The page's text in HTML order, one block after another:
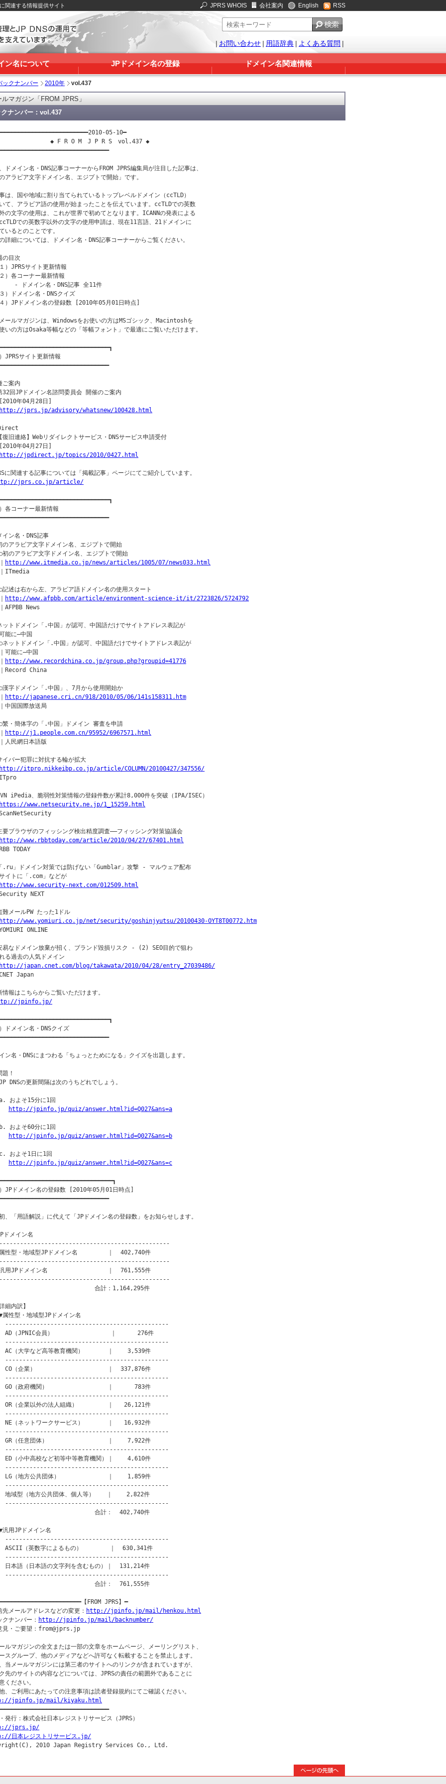
関連する情報提供サイト JPRS WHOIS 会社案内 English RSS
| お問い合わせ | 用語辞典 | よくある質問 |
ン名について JPドメイン名の登録 ドメイン名関連情報
ックナンバー 2010年 vol.437
ルマガジン「FROM JPRS」
ナンバー：vol.437
05-10━
R O M　J P R S　vol.437 ◆
ドメイン名・DNS記事コーナーからFROM JPRS編集局が注目した記事は、
のアラビア文字ドメイン名、エジプトで開始」です。
は、国や地域に割り当てられているトップレベルドメイン（ccTLD）
て、アラビア語の使用が始まったことを伝えています。ccTLDでの英数
の文字の使用は、これが世界で初めてとなります。ICANNの発表による
での英数字以外の文字の使用申請は、現在11言語、21ドメインに
いるとのことです。
詳細については、ドメイン名・DNS記事コーナーからご覧ください。
の目次
）JPRSサイト更新情報
）各コーナー最新情報
メイン名・DNS記事 全11件
）ドメイン名・DNSクイズ
）JPドメイン名の登録数 [2010年05月01日時点]
ールマガジンは、Windowsをお使いの方はMSゴシック、Macintoshを
いの方はOsaka等幅などの「等幅フォント」で最適にご覧いただけます。
）JPRSサイト更新情報
ご案内
回JPドメイン名諮問委員会 開催のご案内
年04月28日]
http://jprs.jp/advisory/whatsnew/100428.html
旧連絡】Webリダイレクトサービス・DNSサービス申請受付
年04月27日]
http://jpdirect.jp/topics/2010/0427.html
に関連する記事については「掲載記事」ページにてご紹介しています。
jprs.co.jp/article/
）各コーナー最新情報
イン名・DNS記事
アラビア文字ドメイン名、エジプトで開始
アラビア文字ドメイン名、エジプトで開始
http://www.itmedia.co.jp/news/articles/1005/07/news033.html
は右から左、アラビア語ドメイン名の使用スタート
http://www.afpbb.com/article/environment-science-it/it/2723826/5724792
News
トドメイン「.中国」が認可、中国語だけでサイトアドレス表記が
に―中国
トドメイン「.中国」が認可、中国語だけでサイトアドレス表記が
能に―中国
http://www.recordchina.co.jp/group.php?groupid=41776
China
ドメイン「.中国」、7月から使用開始か
http://japanese.cri.cn/918/2010/05/06/141s158311.htm
国国際放送局
簡体字の「.中国」ドメイン 審査を申請
http://j1.people.com.cn/95952/6967571.html
民網日本語版
バー犯罪に対抗する輪が拡大
http://itpro.nikkeibp.co.jp/article/COLUMN/20100427/347556/
iPedia、脆弱性対策情報の登録件数が累計8,000件を突破（IPA/ISEC）
https://www.netsecurity.ne.jp/1_15259.html
ブラウザのフィッシング検出精度調査――フィッシング対策協議会
http://www.rbbtoday.com/article/2010/04/27/67401.html
TODAY
」ドメイン対策では防げない「Gumblar」攻撃 - マルウェア配布
イトに「.com」などが
http://www.security-next.com/012509.html
NEXT
メールPW たった1ドル
http://www.yomiuri.co.jp/net/security/goshinjyutsu/20100430-OYT8T00772.htm
ONLINE
なドメイン放棄が招く、ブランド毀損リスク - (2) SEO目的で狙わ
る過去の人気ドメイン
http://japan.cnet.com/blog/takawata/2010/04/28/entry_27039486/
Japan
情報はこちらからご覧いただけます。
jpinfo.jp/
）ドメイン名・DNSクイズ
ン名・DNSにまつわる「ちょっとためになる」クイズを出題します。
！
DNSの更新間隔は次のうちどれでしょう。
よそ15分に1回
http://jpinfo.jp/quiz/answer.html?id=Q027&ans=a
よそ60分に1回
http://jpinfo.jp/quiz/answer.html?id=Q027&ans=b
よそ1日に1回
http://jpinfo.jp/quiz/answer.html?id=Q027&ans=c
）JPドメイン名の登録数 [2010年05月01日時点]
、「用語解説」に代えて「JPドメイン名の登録数」をお知らせします。
ドメイン名
型・地域型JPドメイン名　　　　　｜  402,740件
JPドメイン名　　　　　　　　　　｜  761,555件
計：1,164,295件
細内訳】
型・地域型JPドメイン名
JPNIC会員）　　　　　　　　　 ｜      276件
大学など高等教育機関）　　　　｜    3,539件
企業）　　　　　　　　　　　　｜  337,876件
（政府機関）　　　　　　　　　　｜      783件
企業以外の法人組織）　　　　　｜   26,121件
ネットワークサービス）　　　　｜   16,932件
任意団体）　　　　　　　　　　｜    7,922件
小中高校など初等中等教育機関）｜    4,610件
地方公共団体）　　　　　　　　｜    1,859件
型（地方公共団体、個人等）　　｜    2,822件
計：  402,740件
用JPドメイン名
（英数字によるもの）　　　　 ｜  630,341件
語（日本語の文字列を含むもの）｜  131,214件
計：  761,555件
【FROM JPRS】━
先メールアドレスなどの変更： http://jpinfo.jp/mail/henkou.html
クナンバー： http://jpinfo.jp/mail/backnumber/
見・ご要望：from@jprs.jp
ルマガジンの全文または一部の文章をホームページ、メーリングリスト、
スグループ、他のメディアなどへ許可なく転載することを禁止します。
当メールマガジンには第三者のサイトへのリンクが含まれていますが、
先のサイトの内容などについては、JPRSの責任の範囲外であることに
ください。
jpinfo.jp/mail/kiyaku.html
jprs.jp/
日本レジストリサービス.jp/